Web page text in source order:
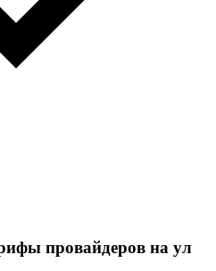
провайдеров на ул